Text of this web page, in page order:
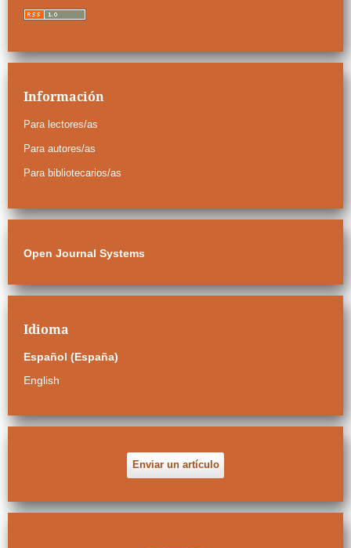
Información
Para lectores/as
Para autores/as
Para bibliotecarios/as
Open Journal Systems
Idioma
Español (España)
English
Enviar un artículo